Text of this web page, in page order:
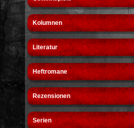
Kolumnen
Literatur
Heftromane
Rezensionen
Serien